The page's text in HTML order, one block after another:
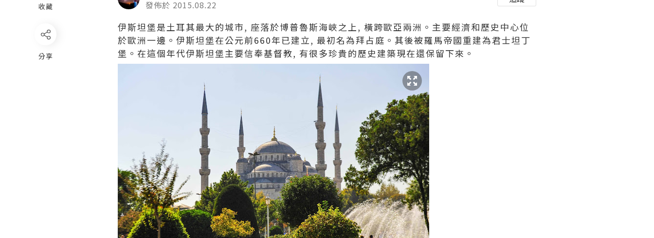
收藏
分享
發佈於 2015.08.22
伊斯坦堡是土耳其最大的城市, 座落於博普魯斯海峽之上, 橫跨歐亞兩洲。主要經濟和歷史中心位
於歐洲一邊。伊斯坦堡在公元前660年已建立, 最初名為拜占庭。其後被羅馬帝國重建為君士坦丁
堡。在這個年代伊斯坦堡主要信奉基督教, 有很多珍貴的歷史建築現在還保留下來。